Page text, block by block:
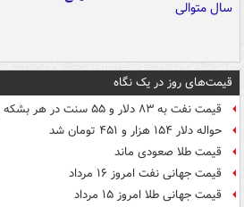
قیمت‌های روز در یک نگاه
قیمت نفت به ۸۳ دلار و ۵۵ سنت در هر بشکه رسید
حواله دلار ۱۵۴ هزار و ۴۵۱ تومان شد
قیمت طلا صعودی ماند
قیمت جهانی نفت امروز ۱۶ مرداد
قیمت جهانی طلا امروز ۱۵ مرداد